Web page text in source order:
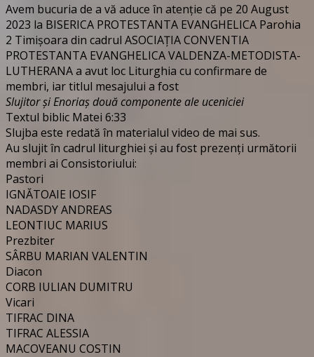
Avem bucuria de a vă aduce în atenție că pe 20 August
2023 la BISERICA PROTESTANTA EVANGHELICA Parohia
2 Timișoara din cadrul ASOCIAȚIA CONVENTIA
PROTESTANTA EVANGHELICA VALDENZA-METODISTA-
LUTHERANA a avut loc Liturghia cu confirmare de
membri, iar titlul mesajului a fost
Slujitor și Enoriaș două componente ale uceniciei
Textul biblic Matei 6:33
Slujba este redată în materialul video de mai sus.
Au slujit în cadrul liturghiei și au fost prezenți următorii
membri ai Consistoriului:
Pastori
IGNĂTOAIE IOSIF
NADASDY ANDREAS
LEONTIUC MARIUS
Prezbiter
SÂRBU MARIAN VALENTIN
Diacon
CORB IULIAN DUMITRU
Vicari
TIFRAC DINA
TIFRAC ALESSIA
MACOVEANU COSTIN